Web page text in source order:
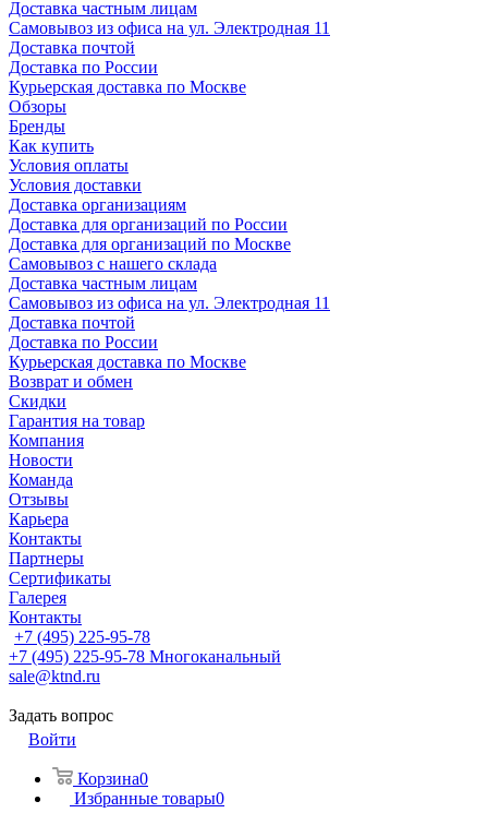
Доставка частным лицам
Самовывоз из офиса на ул. Электродная 11
Доставка почтой
Доставка по России
Курьерская доставка по Москве
Обзоры
Бренды
Как купить
Условия оплаты
Условия доставки
Доставка организациям
Доставка для организаций по России
Доставка для организаций по Москве
Самовывоз с нашего склада
Доставка частным лицам
Самовывоз из офиса на ул. Электродная 11
Доставка почтой
Доставка по России
Курьерская доставка по Москве
Возврат и обмен
Скидки
Гарантия на товар
Компания
Новости
Команда
Отзывы
Карьера
Контакты
Партнеры
Сертификаты
Галерея
Контакты
+7 (495) 225-95-78
+7 (495) 225-95-78 Многоканальный
sale@ktnd.ru
Задать вопрос
Войти
Корзина0
Избранные товары0